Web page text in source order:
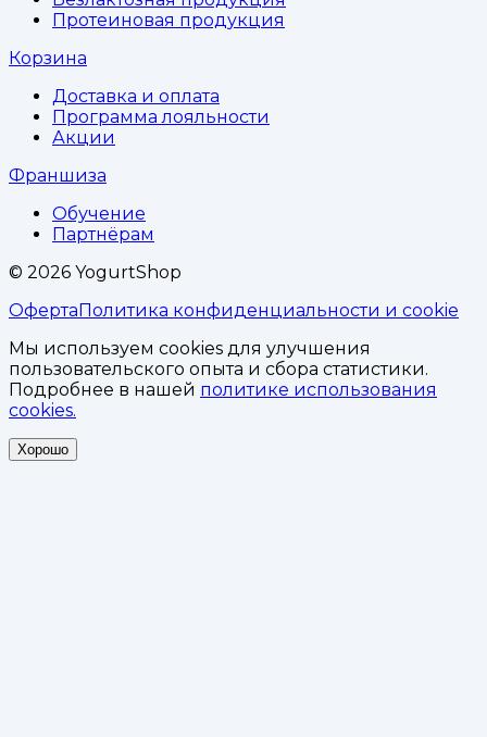
Протеиновая продукция
Корзина
Доставка и оплата
Программа лояльности
Акции
Франшиза
Обучение
Партнёрам
© 2026 YogurtShop
Оферта Политика конфиденциальности и cookie
Мы используем cookies для улучшения
пользовательского опыта и сбора статистики.
Подробнее в нашей политике использования
cookies.
Хорошо